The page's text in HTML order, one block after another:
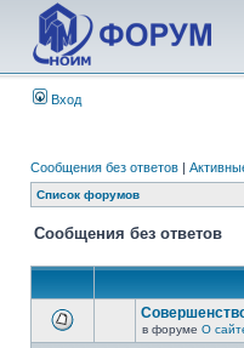
Вход
Сообщения без ответов |
Список форумов
Сообщения без ответов
в форуме О